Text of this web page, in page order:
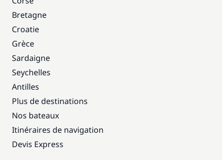
Bretagne
Croatie
Grèce
Sardaigne
Seychelles
Antilles
Plus de destinations
Nos bateaux
Itinéraires de navigation
Devis Express